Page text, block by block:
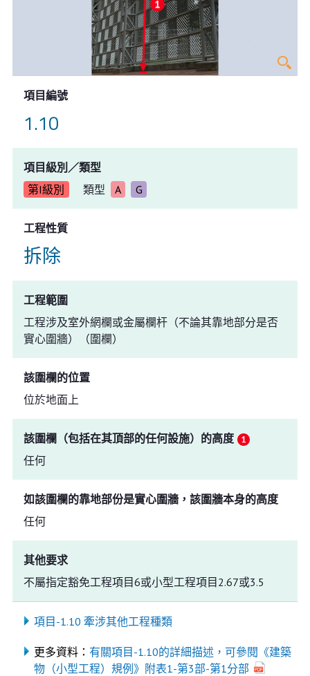
項目編號
1.10
項目級別／類型
第I級別
類型 A G
工程性質
拆除
工程範圍
工程涉及室外網欄或金屬欄杆（不論其靠地部分是否
實心圍牆）（圍欄）
該圍欄的位置
位於地面上
該圍欄（包括在其頂部的任何設施）的高度
任何
如該圍欄的靠地部份是實心圍牆，該圍牆本身的高度
任何
其他要求
不屬指定豁免工程項目6或小型工程項目2.67或3.5
項目-1.10 牽涉其他工程種類
更多資料： 有關項目-1.10的詳細描述，可參閱《建築
物（小型工程）規例》附表1-第3部-第1分部